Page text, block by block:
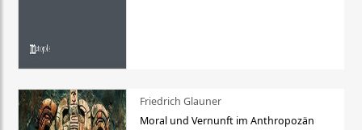
Friedrich Glauner
Moral und Vernunft im Anthropozän